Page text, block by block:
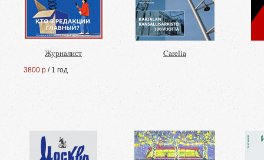
Журналист
3800 р / 1 год
Carelia